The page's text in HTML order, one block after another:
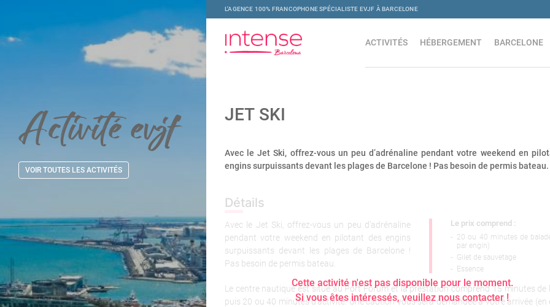
L'AGENCE 100% FRANCOPHONE SPÉCIALISTE EVJF À BARCELONE
ACTIVITÉS HÉBERGEMENT BARCELONE
Activitéevjf
VOIR TOUTES LES ACTIVITÉS
JET SKI
Avec le Jet Ski, offrez-vous un peu d’adrénaline pendant votre weekend en
engins surpuissants devant les plages de Barcelone ! Pas besoin de permis bateau.
Cette activité n'est pas disponible pour le moment.
Si vous êtes intéressés, veuillez nous contacter !
Détails
Le prix comprend :
- 20 ou 40 minutes de
par engin)
- Gilet de sauvetage
-
Essence
Avec le Jet Ski, offrez-vous un peu d’adrénaline
pendant votre weekend en pilotant des engins
surpuissants devant les plages de Barcelone !
Pas besoin de permis bateau.
Le centre nautique est situé au Port Forum et la prestation comprend 15 minutes de
puis 20 ou 40 minutes d’activité. Une caution vous sera demandée à votre arrivée (en